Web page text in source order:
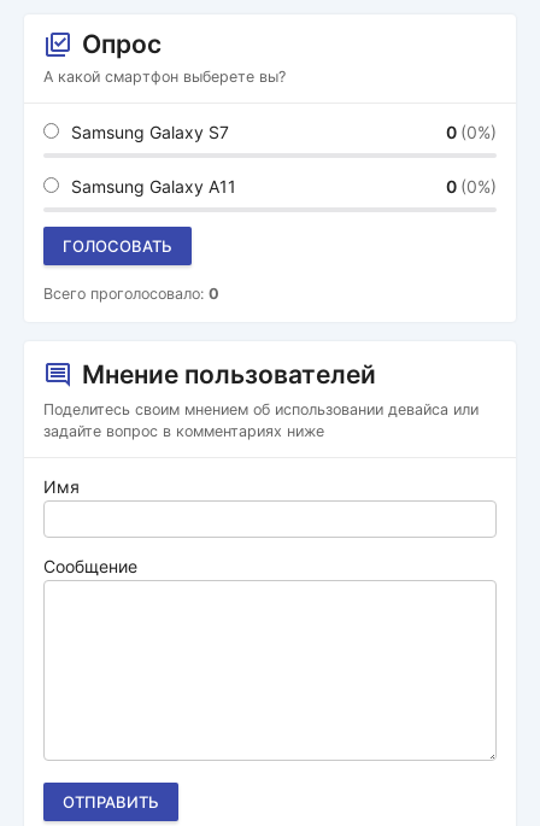
Опрос
А какой смартфон выберете вы?
Samsung Galaxy S7 0 (0%)
Samsung Galaxy A11 0 (0%)
ГОЛОСОВАТЬ
Всего проголосовало: 0
Мнение пользователей
Поделитесь своим мнением об использовании девайса или
задайте вопрос в комментариях ниже
Имя
Сообщение
ОТПРАВИТЬ